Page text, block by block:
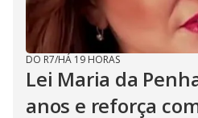
DO R7/HÁ 19 HORAS
Lei Maria da
anos e reforça